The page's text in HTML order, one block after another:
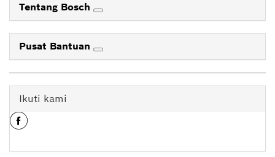
Tentang Bosch
Pusat Bantuan
Ikuti kami